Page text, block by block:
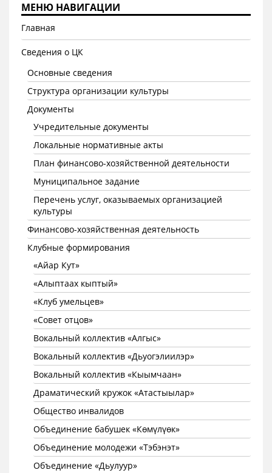
МЕНЮ НАВИГАЦИИ
Главная
Сведения о ЦК
Основные сведения
Структура организации культуры
Документы
Учредительные документы
Локальные нормативные акты
План финансово-хозяйственной деятельности
Муниципальное задание
Перечень услуг, оказываемых организацией
культуры
Финансово-хозяйственная деятельность
Клубные формирования
«Айар Кут»
«Алыптаах кыптый»
«Клуб умельцев»
«Совет отцов»
Вокальный коллектив «Алгыс»
Вокальный коллектив «Дьуогэлиилэр»
Вокальный коллектив «Кыымчаан»
Драматический кружок «Атастыылар»
Общество инвалидов
Объединение бабушек «Көмүлүөк»
Объединение молодежи «Тэбэнэт»
Объединение «Дьулуур»